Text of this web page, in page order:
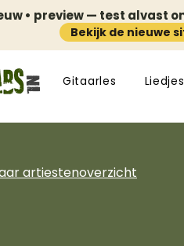
• preview — test alvast
Bekijk de nieuwe
Gitaarles
artiestenoverzicht